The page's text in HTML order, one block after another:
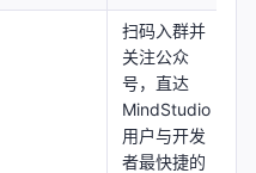
扫码入群并
关注公众
号，直达
MindStudio
用户与开发
者最快捷的